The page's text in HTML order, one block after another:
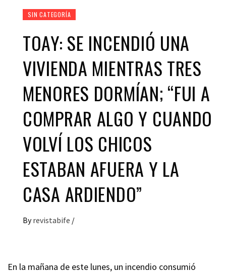
SIN CATEGORÍA
TOAY: SE INCENDIÓ UNA
VIVIENDA MIENTRAS TRES
MENORES DORMÍAN; “FUI A
COMPRAR ALGO Y CUANDO
VOLVÍ LOS CHICOS
ESTABAN AFUERA Y LA
CASA ARDIENDO”
By revistabife /
En la mañana de este lunes, un incendio consumió